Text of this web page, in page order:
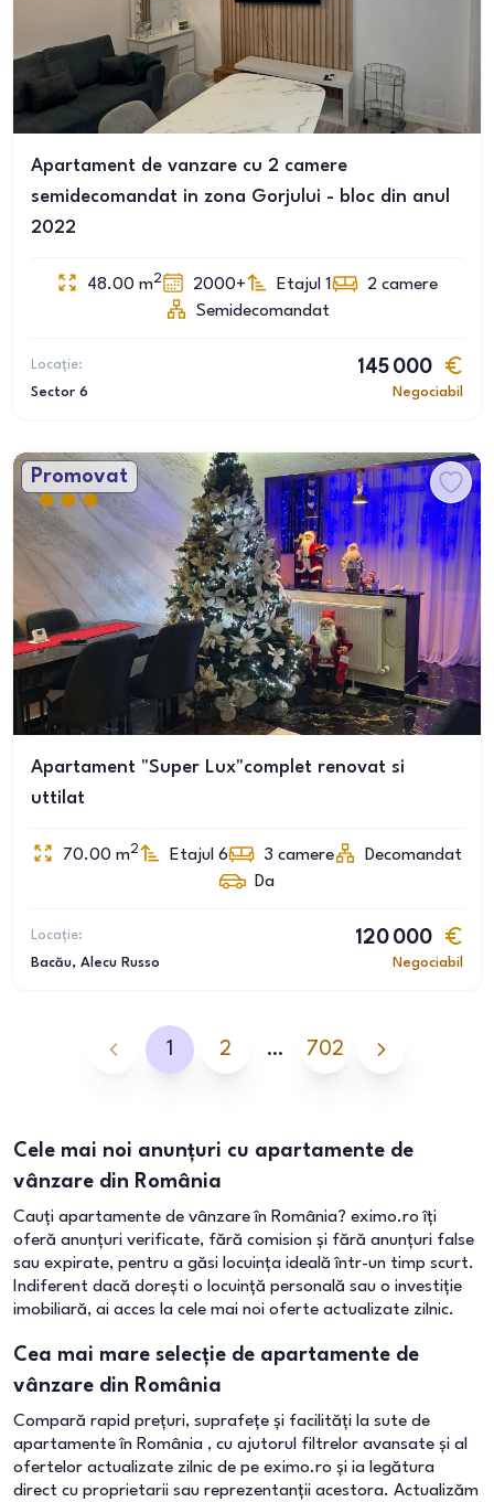
Apartament de vanzare cu 2 camere
semidecomandat in zona Gorjului - bloc din anul
2022
48.00 m2 2000+ Etajul 1 2 camere
Semidecomandat
Locație:
Sector 6
145 000
Negociabil
Promovat
Apartament "Super Lux"complet renovat si
uttilat
70.00 m2 Etajul 6 3 camere
Decomandat
Da
Locație:
Bacău, Alecu Russo
120 000
Negociabil
1 2 … 702
Cele mai noi anunțuri cu apartamente de
vânzare din România
Cauți apartamente de vânzare în România? eximo.ro îți
oferă anunțuri verificate, fără comision și fără anunțuri false
sau expirate, pentru a găsi locuința ideală într-un timp scurt.
Indiferent dacă dorești o locuință personală sau o investiție
imobiliară, ai acces la cele mai noi oferte actualizate zilnic.
Cea mai mare selecție de apartamente de
vânzare din România
Compară rapid prețuri, suprafețe și facilități la sute de
apartamente în România , cu ajutorul filtrelor avansate și al
ofertelor actualizate zilnic de pe eximo.ro și ia legătura
direct cu proprietarii sau reprezentanții acestora. Actualizăm